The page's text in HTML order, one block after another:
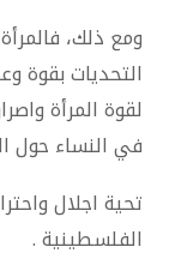
ومع ذلك،
التحديات بقوة
لقوة المرأة
في النساء حول
تحية اجلال
الفلسطينية .